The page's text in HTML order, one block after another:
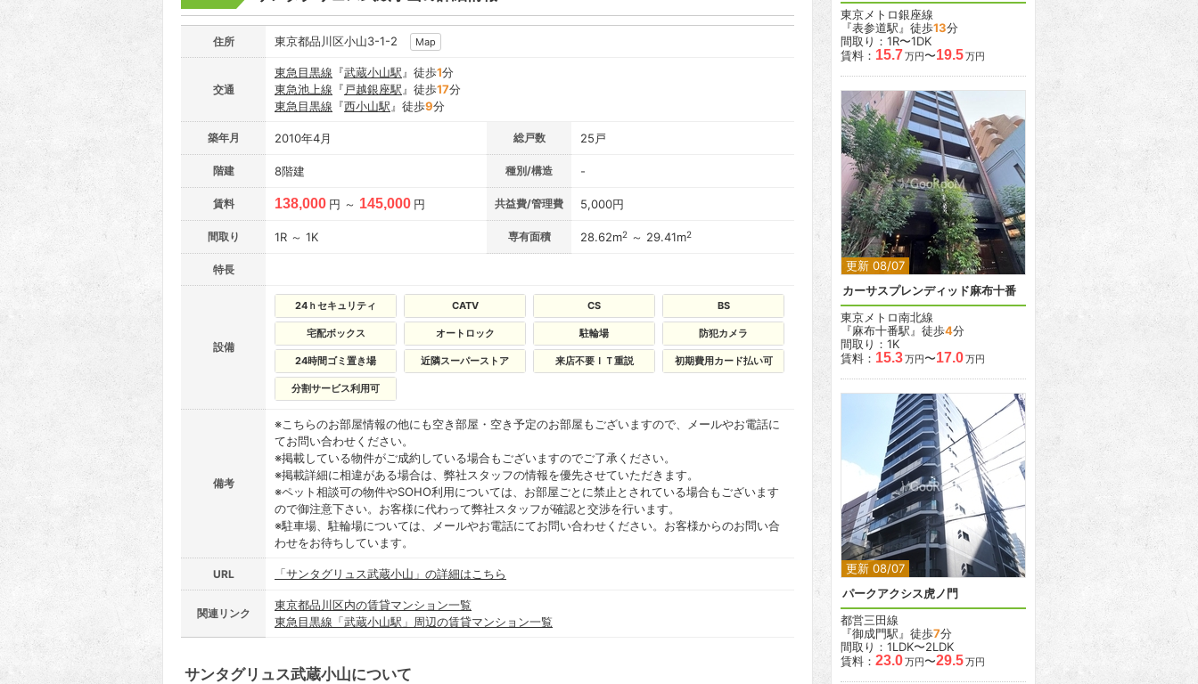
住所 東京都品川区小山3-1-2 Map
交通
東急目黒線 『武蔵小山駅 』徒歩1分
東急池上線 『戸越銀座駅 』徒歩17分
東急目黒線 『西小山駅 』徒歩9分
築年月 2010年4月 総戸数 25戸
階建 8階建 種別/構造 -
賃料 138,000 円 ～ 145,000 円 共益費/管理費 5,000円
間取り 1R ～ 1K 専有面積 28.62m2 ～ 29.41m2
特長
設備
24ｈセキュリティ CATV CS BS
宅配ボックス オートロック 駐輪場 防犯カメラ
24時間ゴミ置き場 近隣スーパーストア 来店不要ＩＴ重説 初期費用カード払い可
分割サービス利用可
備考
※こちらのお部屋情報の他にも空き部屋・空き予定のお部屋もございますので、メールやお電話に
てお問い合わせください。
※掲載している物件がご成約している場合もございますのでご了承ください。
※掲載詳細に相違がある場合は、弊社スタッフの情報を優先させていただきます。
※ペット相談可の物件やSOHO利用については、お部屋ごとに禁止とされている場合もございます
ので御注意下さい。お客様に代わって弊社スタッフが確認と交渉を行います。
※駐車場、駐輪場については、メールやお電話にてお問い合わせください。お客様からのお問い合
わせをお待ちしています。
URL 「サンタグリュス武蔵小山」の詳細はこちら
関連リンク
東京都品川区内の賃貸マンション一覧
東急目黒線「武蔵小山駅」周辺の賃貸マンション一覧
サンタグリュス武蔵小山について
東京メトロ銀座線
『表参道駅』徒歩13分
間取り：1R〜1DK
賃料： 15.7万円〜19.5万円
更新 08/07
2 2
カーサスプレンディッド麻布十番
東京メトロ南北線
『麻布十番駅』徒歩4分
間取り：1K
賃料： 15.3万円〜17.0万円
更新 08/07
2 2
パークアクシス虎ノ門
都営三田線
『御成門駅』徒歩7分
間取り：1LDK〜2LDK
賃料： 23.0万円〜29.5万円